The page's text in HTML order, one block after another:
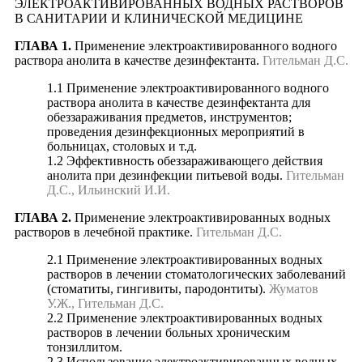
ЭЛЕКТРОАКТИВИРОВАННЫХ ВОДНЫХ РАСТВОРОВ
В САНИТАРИИ И КЛИНИЧЕСКОЙ МЕДИЦИНЕ
ГЛАВА 1. Применение электроактивированного водного
раствора анолита в качестве дезинфектанта. Гительман Д.С.
1.1 Применение электроактивированного водного
раствора анолита в качестве дезинфектанта для
обеззараживания предметов, инструментов;
проведения дезинфекционных мероприятий в
больницах, столовых и т.д.
1.2 Эффективность обеззараживающего действия
анолита при дезинфекции питьевой воды. Гительман
Д.С., Ильинский И.И.
ГЛАВА 2. Применение электроактивированных водных
растворов в лечебной практике. Гительман Д.С.
2.1 Применение электроактивированных водных
растворов в лечении стоматологических заболеваний
(стоматиты, гингивиты, пародонтиты). Жуматов
У.Ж., Гительман Д.С.
2.2 Применение электроактивированных водных
растворов в лечении больных хроническим
тонзиллитом.